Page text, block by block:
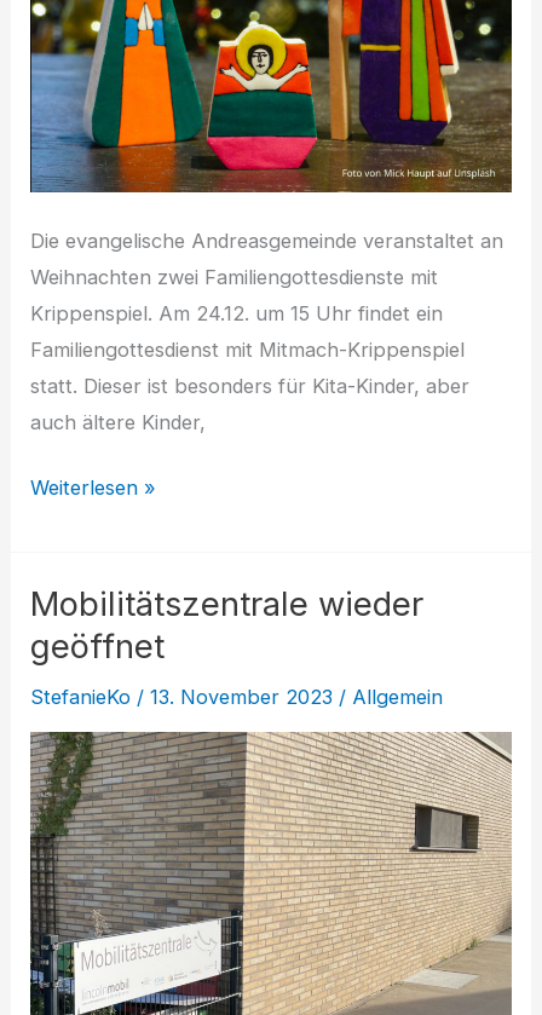
Die evangelische Andreasgemeinde veranstaltet an
Weihnachten zwei Familiengottesdienste mit
Krippenspiel. Am 24.12. um 15 Uhr findet ein
Familiengottesdienst mit Mitmach-Krippenspiel
statt. Dieser ist besonders für Kita-Kinder, aber
auch ältere Kinder,
Mitspieler
gesucht
Weiterlesen »
Mobilitätszentrale wieder
geöffnet
StefanieKo /13. November 2023 / Allgemein